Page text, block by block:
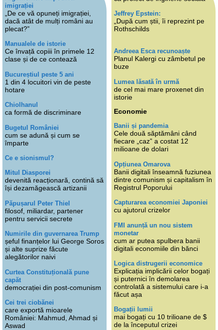
imigrației
„De ce vă opuneți imigrației,
dacă atât de mulți români au
plecat?”
Manualele de istorie
Ce învață copiii în primele 12
clase și de ce contează
Bucureștiul peste 5 ani
1 din 4 locuitori vin de peste
hotare
Chiolhanul
ca formă de discriminare
Bugetul României
cum se adună și cum se
împarte
Ce e sionismul?
Mitul Diasporei
devenită reacționară, contină să
își dezamăgească artizanii
Păpușarul Peter Thiel
filosof, miliardar, partener
pentru servicii secrete
Numirile din guvernarea Trump
șeful finanțelor lui George Soros
și alte suprize făcute
alegătorilor naivi
Curtea Constituțională pune
capăt
democrației din post-comunism
Cei trei ciobănei
care exportă mioarele
României: Mahmud, Ahmad și
Aswad
Jeffrey Epstein:
„După cum știi, îi reprezint pe
Rothschilds
Andreea Esca recunoaște
Planul Kalergi cu zâmbetul pe
buze
Lumea lăsată în urmă
de cel mai mare proxenet din
istorie
Economie
Banii și pandemia
Cele două săptămâni când
fiecare „caz” a costat 12
milioane de dolari
Opțiunea Omarova
Banii digitali înseamnă fuziunea
dintre comunism și capitalism în
Registrul Poporului
Capturarea economiei Japoniei
cu ajutorul crizelor
FMI anunță un nou sistem
monetar
cum ar putea spulbera banii
digitali economiile din bănci
Logica distrugerii economice
Explicația implicării celor bogați
și puternici în demolarea
controlată a sistemului care i-a
făcut așa
Bogații lumii
mai bogați cu 10 trilioane de $
de la începutul crizei